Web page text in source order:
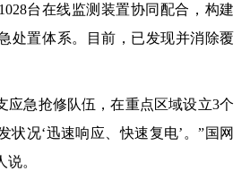
台在线监测装置协同配合，构建
处置体系。目前，已发现并消除覆
急抢修队伍，在重点区域设立3个
状况‘迅速响应、快速复电’。”国网
。